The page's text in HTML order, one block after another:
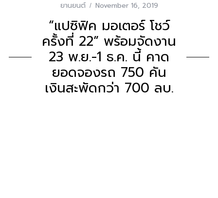
ยานยนต์ November 16, 2019
“แปซิฟิค มอเตอร์ โชว์
ครั้งที่ 22” พร้อมจัดงาน
23 พ.ย.-1 ธ.ค. นี้ คาด
ยอดจองรถ 750 คัน
เงินสะพัดกว่า 700 ลบ.